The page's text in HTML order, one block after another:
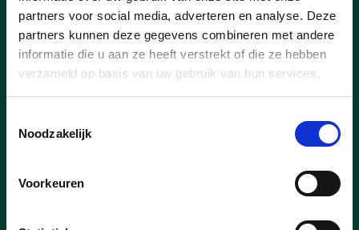
partners voor social media, adverteren en analyse. Deze
partners kunnen deze gegevens combineren met andere
informatie die u aan ze heeft verstrekt of die ze hebben
verzameld op basis van uw gebruik van hun services.
Noodzakelijk
Voorkeuren
blijven lokale handelaars het kloppend
hart van onze samenleving. Tijdens de
Roadshow Lokale Economie op
zaterdag 8 november 2025 in
Roeselare brengt cd&v West-
Vlaanderen ondernemers,
beleidsmakers en experten samen om
na te denken over de toekomst van
in onze kernen.